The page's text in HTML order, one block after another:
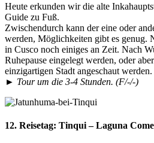
Heute erkunden wir die alte
Guide zu Fuß.
Zwischendurch kann der eine oder
werden, Möglichkeiten gibt es genug.
in Cusco noch einiges an Zeit. Nach
Ruhepause eingelegt werden, oder
einzigartigen Stadt angeschaut werden.
► Tour um die 3-4 Stunden. (F/-/-)
12. Reisetag: Tinqui – Laguna